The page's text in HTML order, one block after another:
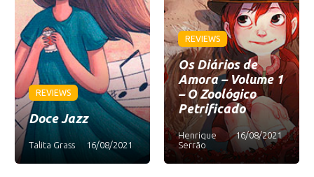
REVIEWS
Doce Jazz
Talita Grass 16/08/2021
REVIEWS
Os Diários de
Amora – Volume 1
– O Zoológico
Petrificado
Henrique
Serrão
16/08/2021